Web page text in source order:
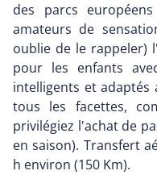
des parcs
amateurs de
oublie de le rappeler)
pour les enfants
intelligents et
tous les facettes,
privilégiez l'achat de
en saison). Transfert
h environ (150 Km).